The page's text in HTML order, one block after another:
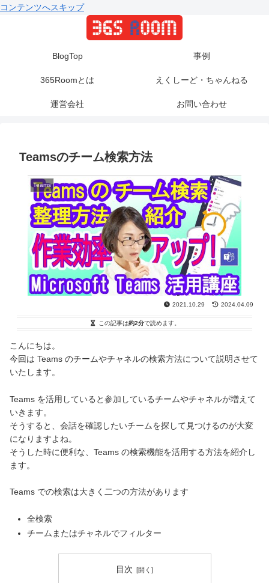
コンテンツへスキップ
BlogTop 事例
365Roomとは えくしーど・ちゃんねる
運営会社 お問い合わせ
Teamsのチーム検索方法
Teams
2021.10.29 2024.04.09
この記事は約2分で読めます。
こんにちは。
今回は Teams のチームやチャネルの検索方法について説明させて
いたします。
Teams を活用していると参加しているチームやチャネルが増えて
いきます。
そうすると、会話を確認したいチームを探して見つけるのが大変
になりますよね。
そうした時に便利な、Teams の検索機能を活用する方法を紹介し
ます。
Teams での検索は大きく二つの方法があります
全検索
チームまたはチャネルでフィルター
目次